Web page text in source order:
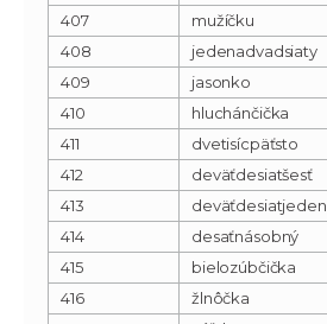
407
mužíčku
408
jedenadvadsiaty
409
jasonko
410
hluchánčička
411
dvetisícpäťsto
412
deväťdesiatšesť
413
deväťdesiatjeden
414
desaťnásobný
415
bielozúbčička
416
žlnôčka